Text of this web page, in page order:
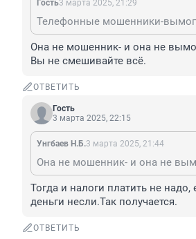
Гость3 марта 2025, 21:29
Она не мошенник- и она не
Вы не смешивайте всё.
ОТВЕТИТЬ
Гость
3 марта 2025, 22:15
Унгбаев Н.Б.3 марта 2025, 21:44
Тогда и налоги платить не
деньги несли.Так получается.
ОТВЕТИТЬ